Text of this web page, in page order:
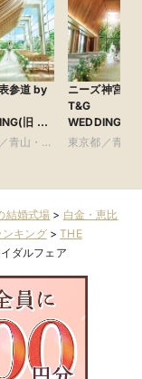
参道 by
旧 表
青山・表
ニーズ神宮前
T&G
WEDDING(旧
ルモニーソル
東京都／青山
結婚式場 > 白金・恵比
ンキング>THE
ダルフェア